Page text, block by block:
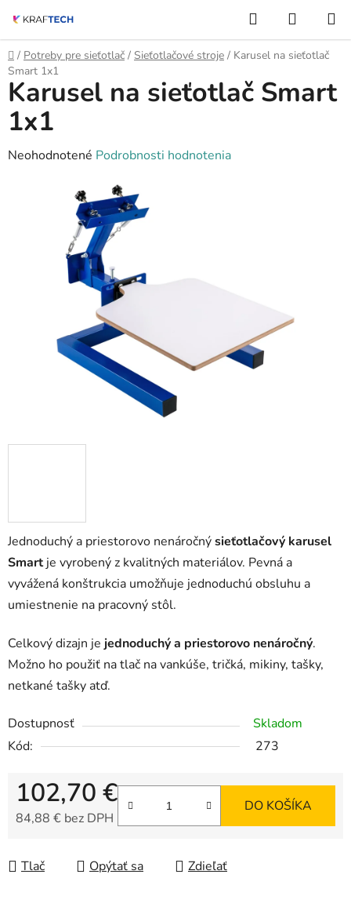
obsah
Hľadať
KOŠÍK
Domov
/ Potreby pre sieťotlač / Sieťotlačové stroje / Karusel na sieťotlač
Smart 1x1
Jednoduchý a priestorovo nenáročnýsieťotlačový karusel
Smartje vyrobený z kvalitných materiálov. Pevná a
vyvážená konštrukcia umožňuje jednoduchú obsluhu a
umiestnenie na pracovný stôl.
Celkový dizajn je jednoduchý a priestorovo nenáročný.
Možno ho použiť na tlač na vankúše, tričká, mikiny, tašky,
netkané tašky atď.
Dostupnosť
Skladom
Kód:
273
102,70 €
84,88 € bez DPH
DO KOŠÍKA
Tlač Opýtať sa Zdieľať
Karusel na sieťotlač Smart
1x1
Priemerné
Neohodnotené Podrobnosti hodnotenia